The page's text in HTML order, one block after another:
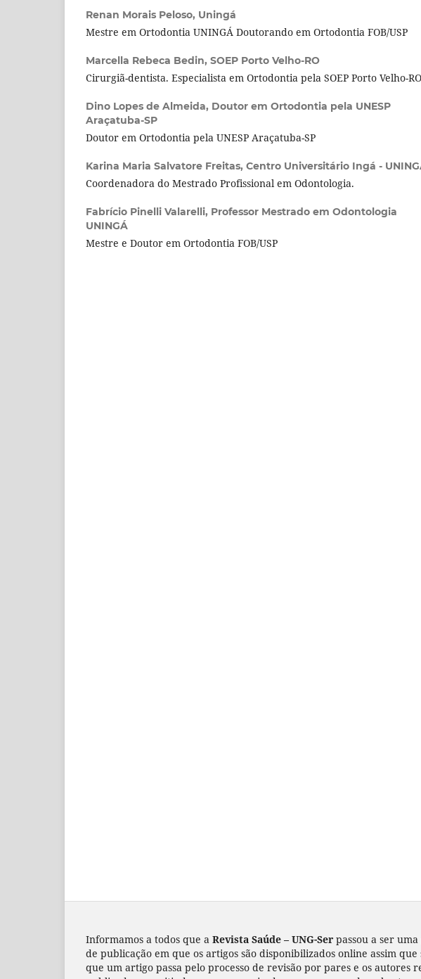
Renan Morais Peloso, Uningá
Mestre em Ortodontia UNINGÁ Doutorando em Ortodontia FOB/USP
Marcella Rebeca Bedin, SOEP Porto Velho-RO
Cirurgiã-dentista. Especialista em Ortodontia pela SOEP Porto Velho-RO
Dino Lopes de Almeida, Doutor em Ortodontia pela UNESP
Araçatuba-SP
Doutor em Ortodontia pela UNESP Araçatuba-SP
Karina Maria Salvatore Freitas, Centro Universitário Ingá -
Coordenadora do Mestrado Profissional em Odontologia.
Fabrício Pinelli Valarelli, Professor Mestrado em Odontologia
UNINGÁ
Mestre e Doutor em Ortodontia FOB/USP
Informamos a todos que a Revista Saúde – UNG-Ser passou a ser
de publicação em que os artigos são disponibilizados online assim
que um artigo passa pelo processo de revisão por pares e os